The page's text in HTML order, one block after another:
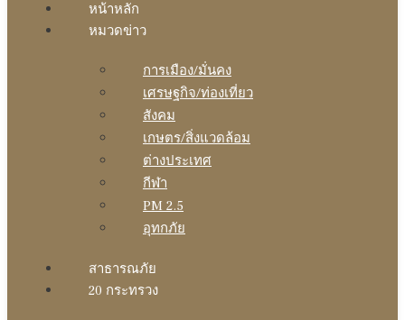
หน้าหลัก
หมวดข่าว
การเมือง/มั่นคง
เศรษฐกิจ/ท่องเที่ยว
สังคม
เกษตร/สิ่งแวดล้อม
ต่างประเทศ
กีฬา
PM 2.5
อุทกภัย
สาธารณภัย
20 กระทรวง